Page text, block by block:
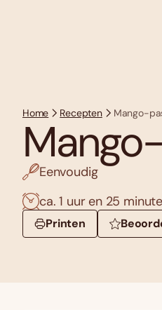
Home Recepten Mango-
Eenvoudig
ca. 1 uur en 25
Printen